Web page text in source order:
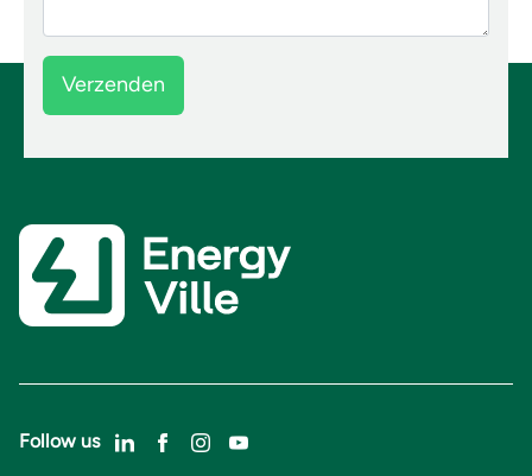
Follow us